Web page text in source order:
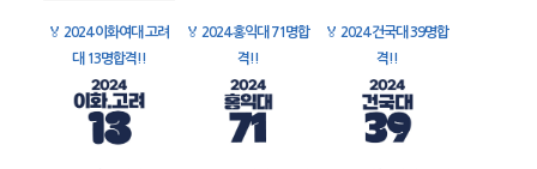
🏅 2024 이화여대 고려
대 13명합격!!
🏅 2024 홍익대 71명합
격!!
🏅 2024 건국대 39명합
격!!